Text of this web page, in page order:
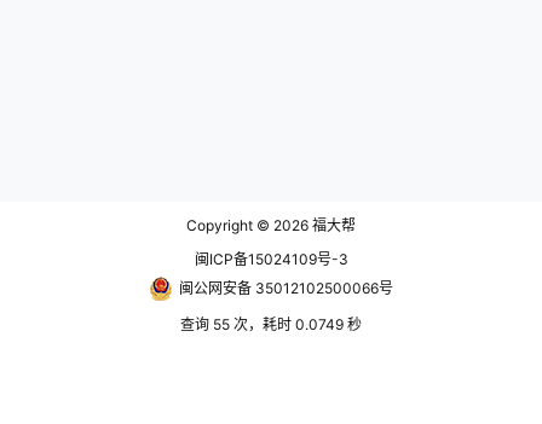
Copyright © 2026 福大帮
闽ICP备15024109号-3
闽公网安备 35012102500066号
查询 55 次，耗时 0.0749 秒